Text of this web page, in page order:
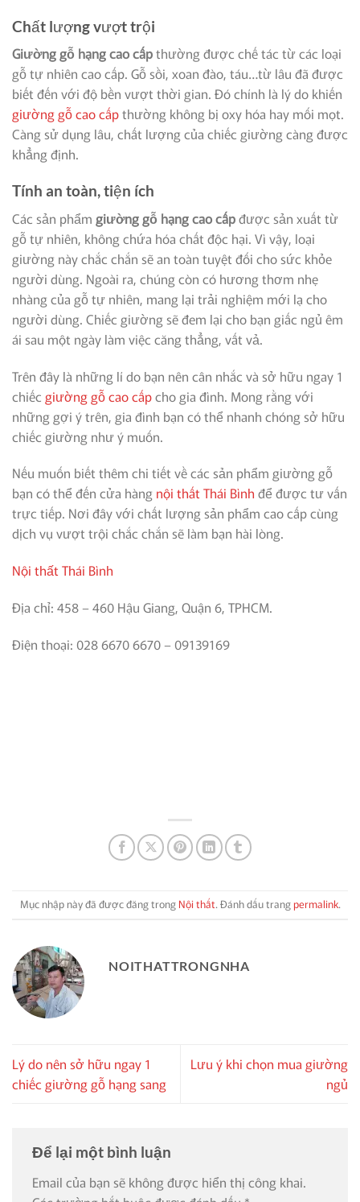
Chất lượng vượt trội
Giường gỗ hạng cao cấpthường được chế tác từ các loại
gỗ tự nhiên cao cấp. Gỗ sồi, xoan đào, táu…từ lâu đã được
biết đến với độ bền vượt thời gian. Đó chính là lý do khiến
giường gỗ cao cấpthường không bị oxy hóa hay mối mọt.
Càng sử dụng lâu, chất lượng của chiếc giường càng được
khẳng định.
Tính an toàn, tiện ích
Các sản phẩm giường gỗ hạng cao cấpđược sản xuất từ
gỗ tự nhiên, không chứa hóa chất độc hại. Vì vậy, loại
giường này chắc chắn sẽ an toàn tuyệt đối cho sức khỏe
người dùng. Ngoài ra, chúng còn có hương thơm nhẹ
nhàng của gỗ tự nhiên, mang lại trải nghiệm mới lạ cho
người dùng. Chiếc giường sẽ đem lại cho bạn giấc ngủ êm
ái sau một ngày làm việc căng thẳng, vất vả.
Trên đây là những lí do bạn nên cân nhắc và sở hữu ngay 1
chiếc giường gỗ cao cấpcho gia đình. Mong rằng với
những gợi ý trên, gia đình bạn có thể nhanh chóng sở hữu
chiếc giường như ý muốn.
Nếu muốn biết thêm chi tiết về các sản phẩm giường gỗ
bạn có thể đến cửa hàng nội thất Thái Bình để được tư vấn
trực tiếp. Nơi đây với chất lượng sản phẩm cao cấp cùng
dịch vụ vượt trội chắc chắn sẽ làm bạn hài lòng.
Nội thất Thái Bình
Địa chỉ: 458 – 460 Hậu Giang, Quận 6, TPHCM.
Điện thoại: 028 6670 6670 – 09139169
Mục nhập này đã được đăng trong Nội thất. Đánh dấu trangpermalink.
NOITHATTRONGNHA
Lý do nên sở hữu ngay 1
chiếc giường gỗ hạng sang
Lưu ý khi chọn mua giường
ngủ
Để lại một bình luận
Email của bạn sẽ không được hiển thị công khai.